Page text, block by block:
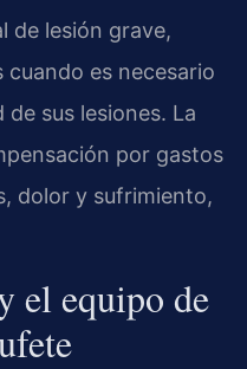
de lesión grave,
es necesario
sus lesiones. La
por gastos
dolor y sufrimiento,
el equipo de